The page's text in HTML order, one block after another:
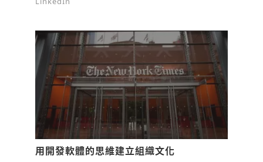
用開發軟體的思維建立組織文化